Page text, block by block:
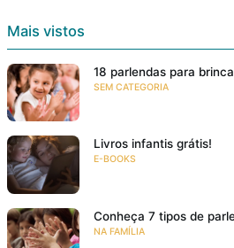
Mais vistos
18 parlendas para
SEM CATEGORIA
Livros infantis grátis!
E-BOOKS
Conheça 7 tipos de
NA FAMÍLIA